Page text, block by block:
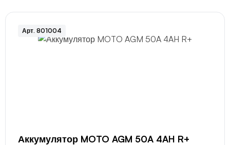
Арт. 801004
Аккумулятор MOTO AGM 50A 4AH R+